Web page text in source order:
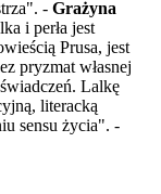
- Grażyna
i perła jest
Prusa, jest
pryzmat własnej
Lalkę
literacką
sensu życia". -